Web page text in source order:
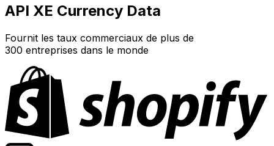
API XE Currency Data
Fournit les taux commerciaux de plus de
300 entreprises dans le monde